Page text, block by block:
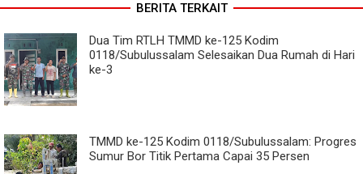
BERITA TERKAIT
Dua Tim RTLH TMMD ke-125 Kodim
0118/Subulussalam Selesaikan Dua Rumah di Hari
ke-3
TMMD ke-125 Kodim 0118/Subulussalam: Progres
Sumur Bor Titik Pertama Capai 35 Persen